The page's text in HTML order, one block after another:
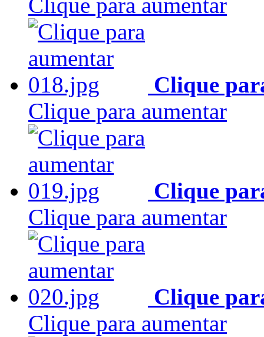
Clique
Clique para aumentar
Clique
Clique para aumentar
Clique
Clique para aumentar